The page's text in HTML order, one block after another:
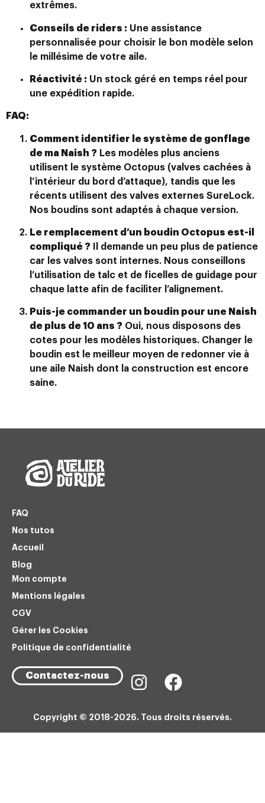
extrêmes.
Conseils de riders : Une assistance
personnalisée pour choisir le bon modèle selon
le millésime de votre aile.
Réactivité : Un stock géré en temps réel pour
une expédition rapide.
FAQ:
Comment identifier le système de gonflage
de ma Naish ? Les modèles plus anciens
utilisent le système Octopus (valves cachées à
l’intérieur du bord d’attaque), tandis que les
récents utilisent des valves externes SureLock.
Nos boudins sont adaptés à chaque version.
Le remplacement d’un boudin Octopus est-il
compliqué ? Il demande un peu plus de patience
car les valves sont internes. Nous conseillons
l’utilisation de talc et de ficelles de guidage pour
chaque latte afin de faciliter l’alignement.
Puis-je commander un boudin pour une Naish
de plus de 10 ans ? Oui, nous disposons des
cotes pour les modèles historiques. Changer le
boudin est le meilleur moyen de redonner vie à
une aile Naish dont la construction est encore
saine.
Mon compte
Mentions légales
CGV
Gérer les Cookies
Politique de confidentialité
FAQ
Nos tutos
Accueil
Blog
Contactez-nous
Copyright © 2018-2026. Tous droits réservés.